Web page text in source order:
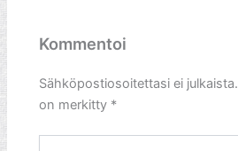
Kommentoi
Sähköpostiosoitettasi ei julkaista.
on merkitty *